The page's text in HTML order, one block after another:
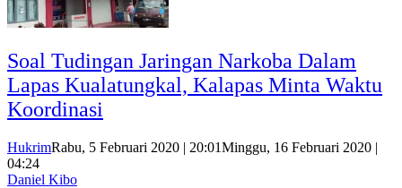
Soal Tudingan Jaringan Narkoba Dalam
Lapas Kualatungkal, Kalapas Minta Waktu
Koordinasi
HukrimRabu, 5 Februari 2020 | 20:01Minggu, 16 Februari 2020 |
04:24
Daniel Kibo